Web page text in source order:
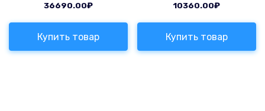
36690.00₽
Купить товар
10360.00₽
Купить товар